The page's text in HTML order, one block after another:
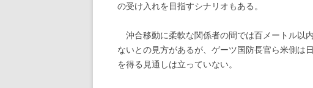
の受け入れを目指すシナリオもある。
沖合移動に柔軟な関係者の間では百メートル以
ないとの見方があるが、ゲーツ国防長官ら米側は
を得る見通しは立っていない。